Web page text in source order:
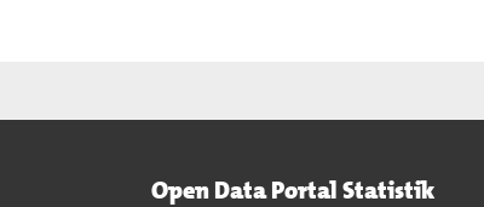
Open Data Portal Statistik